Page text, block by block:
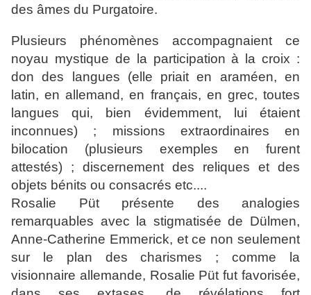
des âmes du Purgatoire.
Plusieurs phénomènes accompagnaient ce
noyau mystique de la participation à la croix :
don des langues (elle priait en araméen, en
latin, en allemand, en français, en grec, toutes
langues qui, bien évidemment, lui étaient
inconnues) ; missions extraordinaires en
bilocation (plusieurs exemples en furent
attestés) ; discernement des reliques et des
objets bénits ou consacrés etc....
Rosalie Püt présente des analogies
remarquables avec la stigmatisée de Dülmen,
Anne-Catherine Emmerick, et ce non seulement
sur le plan des charismes ; comme la
visionnaire allemande, Rosalie Püt fut favorisée,